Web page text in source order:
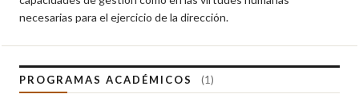
necesarias para el ejercicio de la dirección.
PROGRAMAS ACADÉMICOS (1)